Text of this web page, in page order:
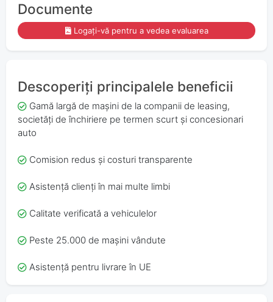
Documente
Logați-vă pentru a vedea evaluarea
Descoperiți principalele beneficii
Gamă largă de mașini de la companii de leasing,
societăți de închiriere pe termen scurt și concesionari
auto
Comision redus și costuri transparente
Asistență clienți în mai multe limbi
Calitate verificată a vehiculelor
Peste 25.000 de mașini vândute
Asistență pentru livrare în UE